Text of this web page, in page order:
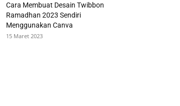
Cara Membuat Desain Twibbon
Ramadhan 2023 Sendiri
Menggunakan Canva
15 Maret 2023